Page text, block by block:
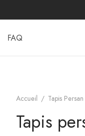
FAQ
Accueil / Tapis Persan
Tapis